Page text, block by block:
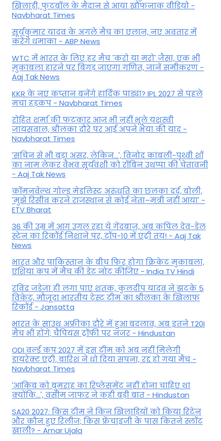
खिलाड़ी, फुटबॉल के मैदान से आया खौफनाक वीडियो -
Navbharat Times
सूर्यकुमार यादव के अगले मैच का एलान, नए अवतार में
करेंगे धमाका - ABP News
WTC में भारत के लिए हर मैच 'करो या मरो' जैसा, एक भी
मुकाबला हारने पर बिगड़ जाएगा गण‍ित, जानें समीकरण -
Aaj Tak News
KKR के नए कप्तान बनेंगे हार्दिक पांड्या? IPL 2027 से पहले
मचा हड़कंप - Navbharat Times
रोहित शर्मा की फटकार आज भी नहीं भूले यशस्वी
जायसवाल, श्रीलंका दौरे पर आई अपने भैया की याद -
Navbharat Times
'सचिन से भी बड़ा असर, लेकिन...', व‍िनोद कांबली-पृथ्वी शॉ
का नाम लेकर वैभव सूर्यवंशी को रॉबिन उथप्पा की चेतावनी
- Aaj Tak News
कॉमनवेल्थ गोल्ड मे​डलिस्ट अरुंधति का छलका दर्द, बोली,
'मुझे रिसीव करने राजस्थान से कोई नेता–मंत्री नहीं आया' -
ETV Bharat
36 की उम्र में आग उगल रहा ये गेंदबाज, अब कपिल देव-डेल
स्टेन का रिकॉर्ड निशाने पर, टॉप-10 में एंट्री तय! - Aaj Tak
News
भारत और पाकिस्तान के बीच फिर होगा क्रिकेट मुकाबला,
एशिया कप में मैच की डेट नोट कीजिए - India TV Hindi
रविंद्र जडेजा ही लगा पाए शतक, कुलदीप यादव ने झटके 5
विकेट, मौजूदा भारतीय टेस्ट टीम का श्रीलंका के खिलाफ
रिकॉर्ड - Jansatta
भारत के साउथ अफ्रीका दौरे में हुआ बदलाव, अब इतने T20I
मैच भी होंगे; चैंपियंस ट्रॉफी पर नजर - Hindustan
ODI वर्ल्ड कप 2027 में इस टीम को अब नहीं मिलेगी
डायरेक्ट एंट्री, बारिश ने धो दिया सपना, रद्द हो गया मैच -
Navbharat Times
'आकिब को बुमराह का रिप्लेसमेंट नहीं होना चाहिए था
क्योंकि...', वसीम जाफर ने कही बड़ी बात - Hindustan
SA20 2027: किस टीम ने किन खिलाड़ियों को किया रिटेन
और कौन हुए रिलीज; किस फ्रेंचाइजी के पास कितने स्लॉट
खाली? - Amar Ujala